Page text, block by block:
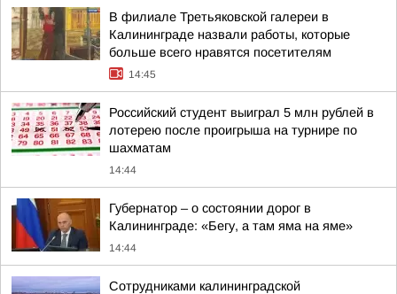
В филиале Третьяковской галереи в
Калининграде назвали работы, которые
больше всего нравятся посетителям
14:45
Российский студент выиграл 5 млн рублей в
лотерею после проигрыша на турнире по
шахматам
14:44
Губернатор – о состоянии дорог в
Калининграде: «Бегу, а там яма на яме»
14:44
Сотрудниками калининградской